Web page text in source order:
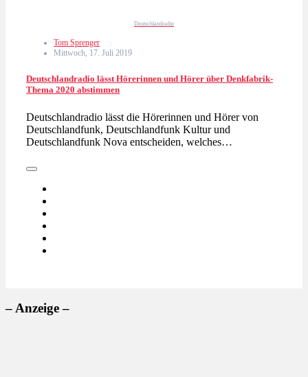
Deutschlandradio
Tom Sprenger
Mittwoch, 17. Juli 2019
Deutschlandradio lässt Hörerinnen und Hörer über Denkfabrik-
Thema 2020 abstimmen
Deutschlandradio lässt die Hörerinnen und Hörer von
Deutschlandfunk, Deutschlandfunk Kultur und
Deutschlandfunk Nova entscheiden, welches…
– Anzeige –